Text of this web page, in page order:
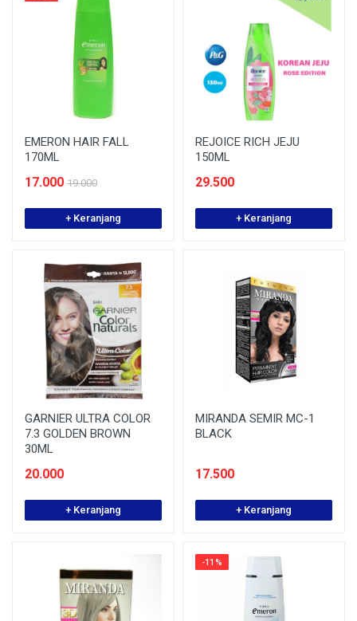
EMERON HAIR FALL
170ML
17.000 19.000
+ Keranjang
REJOICE RICH JEJU
150ML
29.500
+ Keranjang
GARNIER ULTRA COLOR
7.3 GOLDEN BROWN
30ML
20.000
+ Keranjang
MIRANDA SEMIR MC-1
BLACK
17.500
+ Keranjang
-11%